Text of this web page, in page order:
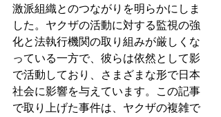
激派組織とのつながりを明らかにしま
した。ヤクザの活動に対する監視の強
化と法執行機関の取り組みが厳しくな
っている一方で、彼らは依然として影
で活動しており、さまざまな形で日本
社会に影響を与えています。この記事
で取り上げた事件は、ヤクザの複雑で